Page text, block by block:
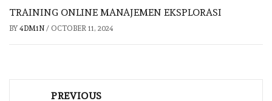
TRAINING ONLINE MANAJEMEN EKSPLORASI
BY 4DM1N / OCTOBER 11, 2024
PREVIOUS